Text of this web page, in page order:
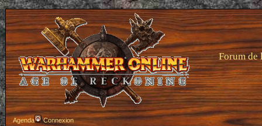
Forum
Agenda Connexion